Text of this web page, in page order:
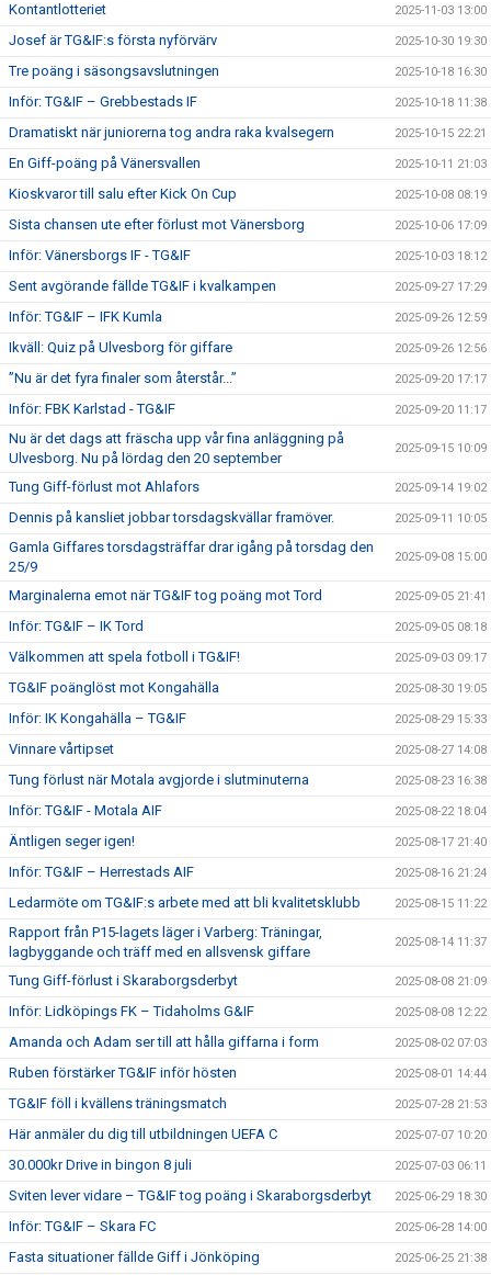
Kontantlotteriet 2025-11-03 13:00
Josef är TG&IF:s första nyförvärv 2025-10-30 19:30
Tre poäng i säsongsavslutningen 2025-10-18 16:30
Inför: TG&IF – Grebbestads IF 2025-10-18 11:38
Dramatiskt när juniorerna tog andra raka kvalsegern 2025-10-15 22:21
En Giff-poäng på Vänersvallen 2025-10-11 21:03
Kioskvaror till salu efter Kick On Cup 2025-10-08 08:19
Sista chansen ute efter förlust mot Vänersborg 2025-10-06 17:09
Inför: Vänersborgs IF - TG&IF 2025-10-03 18:12
Sent avgörande fällde TG&IF i kvalkampen 2025-09-27 17:29
Inför: TG&IF – IFK Kumla 2025-09-26 12:59
Ikväll: Quiz på Ulvesborg för giffare 2025-09-26 12:56
”Nu är det fyra finaler som återstår...” 2025-09-20 17:17
Inför: FBK Karlstad - TG&IF 2025-09-20 11:17
Nu är det dags att fräscha upp vår fina anläggning på
Ulvesborg. Nu på lördag den 20 september
2025-09-15 10:09
Tung Giff-förlust mot Ahlafors 2025-09-14 19:02
Dennis på kansliet jobbar torsdagskvällar framöver. 2025-09-11 10:05
Gamla Giffares torsdagsträffar drar igång på torsdag den
25/9
2025-09-08 15:00
Marginalerna emot när TG&IF tog poäng mot Tord 2025-09-05 21:41
Inför: TG&IF – IK Tord 2025-09-05 08:18
Välkommen att spela fotboll i TG&IF! 2025-09-03 09:17
TG&IF poänglöst mot Kongahälla 2025-08-30 19:05
Inför: IK Kongahälla – TG&IF 2025-08-29 15:33
Vinnare vårtipset 2025-08-27 14:08
Tung förlust när Motala avgjorde i slutminuterna 2025-08-23 16:38
Inför: TG&IF - Motala AIF 2025-08-22 18:04
Äntligen seger igen! 2025-08-17 21:40
Inför: TG&IF – Herrestads AIF 2025-08-16 21:24
Ledarmöte om TG&IF:s arbete med att bli kvalitetsklubb 2025-08-15 11:22
Rapport från P15-lagets läger i Varberg: Träningar,
lagbyggande och träff med en allsvensk giffare
2025-08-14 11:37
Tung Giff-förlust i Skaraborgsderbyt 2025-08-08 21:09
Inför: Lidköpings FK – Tidaholms G&IF 2025-08-08 12:22
Amanda och Adam ser till att hålla giffarna i form 2025-08-02 07:03
Ruben förstärker TG&IF inför hösten 2025-08-01 14:44
TG&IF föll i kvällens träningsmatch 2025-07-28 21:53
Här anmäler du dig till utbildningen UEFA C 2025-07-07 10:20
30.000kr Drive in bingon 8 juli 2025-07-03 06:11
Sviten lever vidare – TG&IF tog poäng i Skaraborgsderbyt 2025-06-29 18:30
Inför: TG&IF – Skara FC 2025-06-28 14:00
Fasta situationer fällde Giff i Jönköping 2025-06-25 21:38